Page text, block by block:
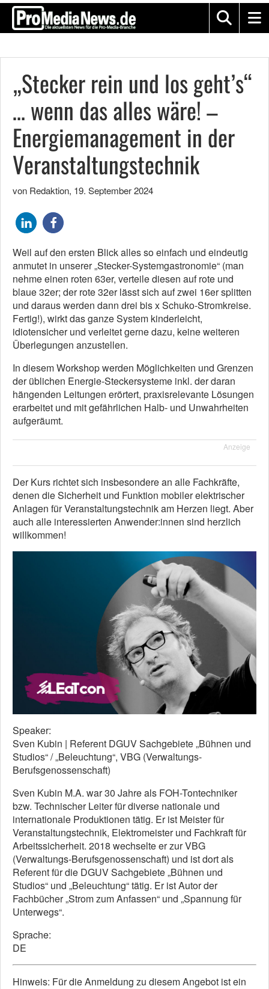
„Stecker rein und los geht’s“
… wenn das alles wäre! –
Energiemanagement in der
Veranstaltungstechnik
von Redaktion, 19. September 2024
Weil auf den ersten Blick alles so einfach und eindeutig
anmutet in unserer „Stecker-Systemgastronomie“ (man
nehme einen roten 63er, verteile diesen auf rote und
blaue 32er; der rote 32er lässt sich auf zwei 16er splitten
und daraus werden dann drei bis x Schuko-Stromkreise.
Fertig!), wirkt das ganze System kinderleicht,
idiotensicher und verleitet gerne dazu, keine weiteren
Überlegungen anzustellen.
In diesem Workshop werden Möglichkeiten und Grenzen
der üblichen Energie-Steckersysteme inkl. der daran
hängenden Leitungen erörtert, praxisrelevante Lösungen
erarbeitet und mit gefährlichen Halb- und Unwahrheiten
aufgeräumt.
Anzeige
Der Kurs richtet sich insbesondere an alle Fachkräfte,
denen die Sicherheit und Funktion mobiler elektrischer
Anlagen für Veranstaltungstechnik am Herzen liegt. Aber
auch alle interessierten Anwender:innen sind herzlich
willkommen!
Speaker:
Sven Kubin | Referent DGUV Sachgebiete „Bühnen und
Studios“ / „Beleuchtung“, VBG (Verwaltungs-
Berufsgenossenschaft)
Sven Kubin M.A. war 30 Jahre als FOH-Tontechniker
bzw. Technischer Leiter für diverse nationale und
internationale Produktionen tätig. Er ist Meister für
Veranstaltungstechnik, Elektromeister und Fachkraft für
Arbeitssicherheit. 2018 wechselte er zur VBG
(Verwaltungs-Berufsgenossenschaft) und ist dort als
Referent für die DGUV Sachgebiete „Bühnen und
Studios“ und „Beleuchtung“ tätig. Er ist Autor der
Fachbücher „Strom zum Anfassen“ und „Spannung für
Unterwegs“.
Sprache:
DE
Hinweis: Für die Anmeldung zu diesem Angebot ist ein